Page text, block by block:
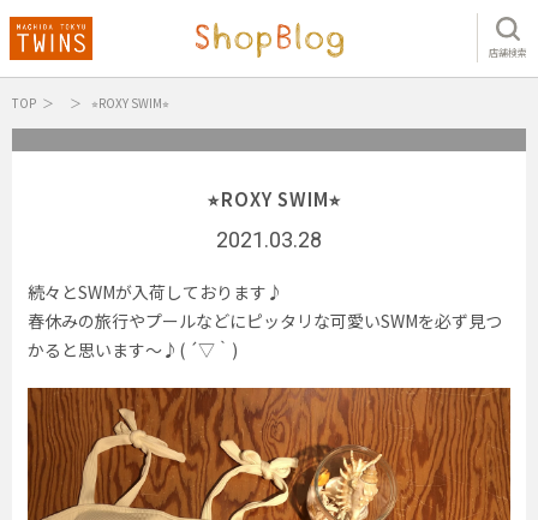
店舗検索
TOP ⭐︎ROXY SWIM⭐︎
⭐︎ROXY SWIM⭐︎
2021.03.28
続々とSWMが入荷しております♪
春休みの旅行やプールなどにピッタリな可愛いSWMを必ず見つ
かると思います〜♪( ´▽｀)